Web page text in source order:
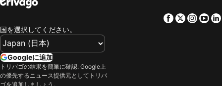
Facebook
Twitter
国を選択してください。
Googleに追加
トリバゴの結果を簡単に確認: Google上
の優先するニュース提供元としてトリバ
ゴを追加しましょう。